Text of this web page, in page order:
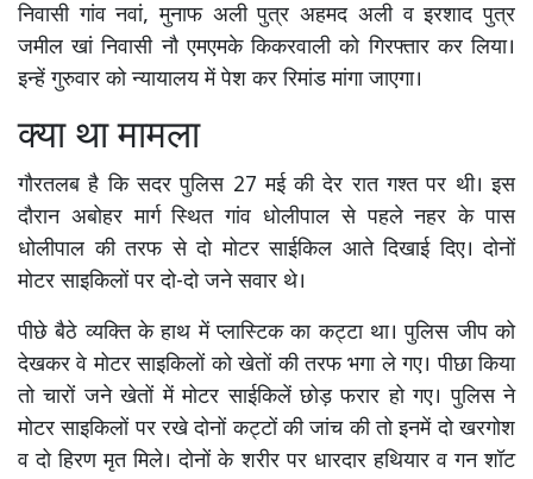
निवासी गांव नवां, मुनाफ अली पुत्र अहमद अली व इरशाद पुत्र
जमील खां निवासी नौ एमएमके किकरवाली को गिरफ्तार कर लिया।
इन्हें गुरुवार को न्यायालय में पेश कर रिमांड मांगा जाएगा।
क्या था मामला
गौरतलब है कि सदर पुलिस 27 मई की देर रात गश्त पर थी। इस
दौरान अबोहर मार्ग स्थित गांव धोलीपाल से पहले नहर के पास
धोलीपाल की तरफ से दो मोटर साईकिल आते दिखाई दिए। दोनों
मोटर साइकिलों पर दो-दो जने सवार थे।
पीछे बैठे व्यक्ति के हाथ में प्लास्टिक का कट्टा था। पुलिस जीप को
देखकर वे मोटर साइकिलों को खेतों की तरफ भगा ले गए। पीछा किया
तो चारों जने खेतों में मोटर साईकिलें छोड़ फरार हो गए। पुलिस ने
मोटर साइकिलों पर रखे दोनों कट्टों की जांच की तो इनमें दो खरगोश
व दो हिरण मृत मिले। दोनों के शरीर पर धारदार हथियार व गन शॉट